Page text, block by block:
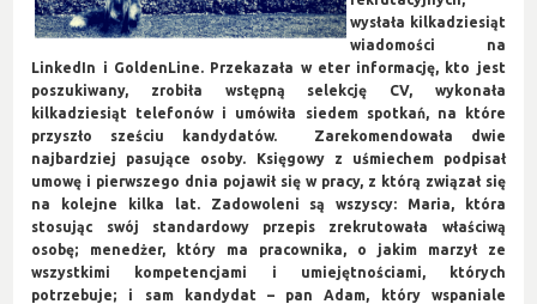
wysłała kilkadziesiąt
wiadomości na
LinkedIn i GoldenLine. Przekazała w eter informację, kto jest
poszukiwany, zrobiła wstępną selekcję CV, wykonała
kilkadziesiąt telefonów i umówiła siedem spotkań, na które
przyszło sześciu kandydatów. Zarekomendowała dwie
najbardziej pasujące osoby. Księgowy z uśmiechem podpisał
umowę i pierwszego dnia pojawił się w pracy, z którą związał się
na kolejne kilka lat. Zadowoleni są wszyscy: Maria, która
stosując swój standardowy przepis zrekrutowała właściwą
osobę; menedżer, który ma pracownika, o jakim marzył ze
wszystkimi kompetencjami i umiejętnościami, których
potrzebuje; i sam kandydat – pan Adam, który wspaniale